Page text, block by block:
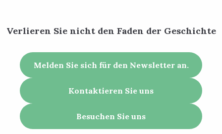
Verlieren Sie nicht den Faden der Geschichte
Melden Sie sich für den Newsletter an.
Kontaktieren Sie uns
Besuchen Sie uns